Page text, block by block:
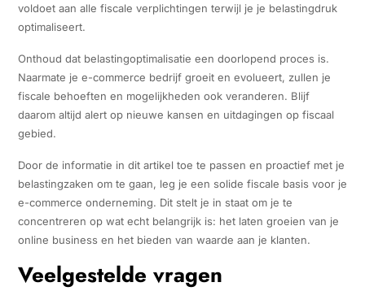
voldoet aan alle fiscale verplichtingen terwijl je je belastingdruk
optimaliseert.
Onthoud dat belastingoptimalisatie een doorlopend proces is.
Naarmate je e-commerce bedrijf groeit en evolueert, zullen je
fiscale behoeften en mogelijkheden ook veranderen. Blijf
daarom altijd alert op nieuwe kansen en uitdagingen op fiscaal
gebied.
Door de informatie in dit artikel toe te passen en proactief met je
belastingzaken om te gaan, leg je een solide fiscale basis voor je
e-commerce onderneming. Dit stelt je in staat om je te
concentreren op wat echt belangrijk is: het laten groeien van je
online business en het bieden van waarde aan je klanten.
Veelgestelde vragen